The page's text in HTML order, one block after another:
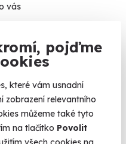
pojďme
které vám usnadní
zobrazení relevantního
můžeme také tyto
na tlačítko Povolit
vás